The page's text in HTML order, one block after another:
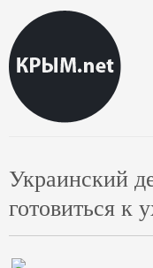
Украинский
готовиться к